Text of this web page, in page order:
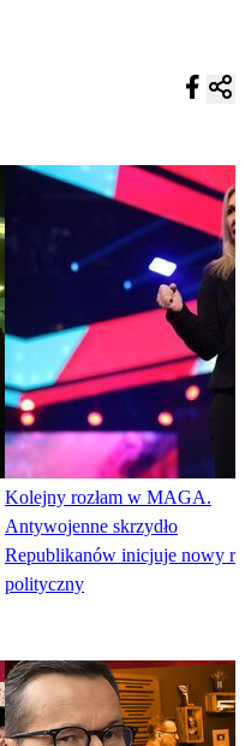
Kolejny rozłam w MAGA.
Antywojenne skrzydło
Republikanów inicjuje nowy
polityczny